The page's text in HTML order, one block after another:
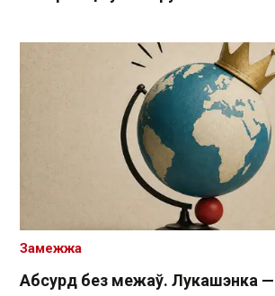
Абсурд без межаў. Лукашэнка
Замежжа